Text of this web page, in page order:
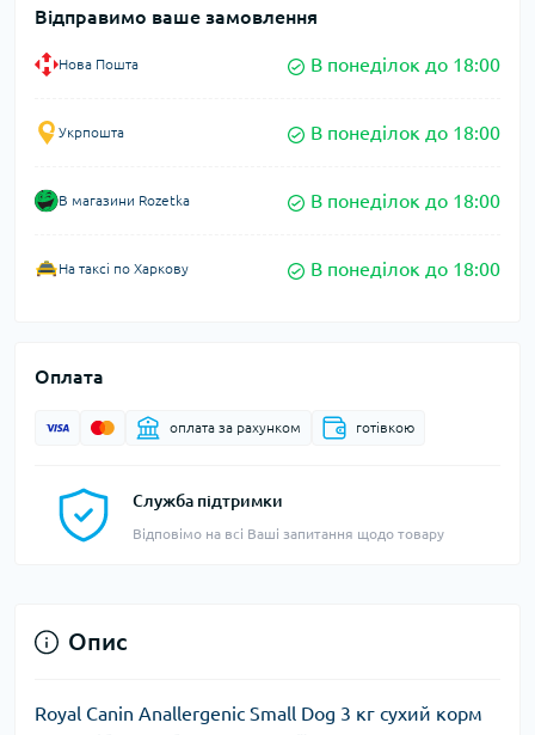
Відправимо ваше замовлення
Нова Пошта В понеділок до 18:00
Укрпошта В понеділок до 18:00
В магазини Rozetka В понеділок до 18:00
На таксі по Харкову В понеділок до 18:00
Оплата
оплата за рахунком готівкою
Служба підтримки
Відповімо на всі Ваші запитання щодо товару
Опис
Royal Canin Anallergenic Small Dog 3 кг сухий корм